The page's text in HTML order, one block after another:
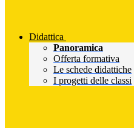
Didattica
Panoramica
Offerta formativa
Le schede didattiche
I progetti delle classi